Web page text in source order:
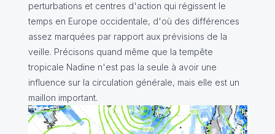
perturbations et centres d'action qui régissent le
temps en Europe occidentale, d'où des différences
assez marquées par rapport aux prévisions de la
veille. Précisons quand même que la tempête
tropicale Nadine n'est pas la seule à avoir une
influence sur la circulation générale, mais elle est un
maillon important.